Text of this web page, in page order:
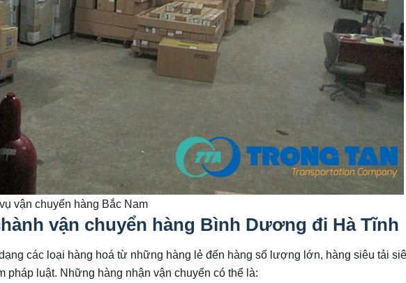
vận chuyển hàng Bắc Nam
vận chuyển hàng Bình Dương đi Hà Tĩnh
các loại hàng hoá từ những hàng lẻ đến hàng số lượng lớn, hàng siêu tải
pháp luật. Những hàng nhận vận chuyển có thể là: